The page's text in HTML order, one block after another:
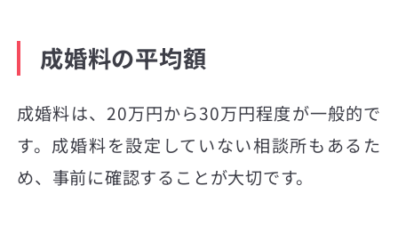
成婚料の平均額
成婚料は、20万円から30万円程度が一般的で
す。成婚料を設定していない相談所もあるた
め、事前に確認することが大切です。